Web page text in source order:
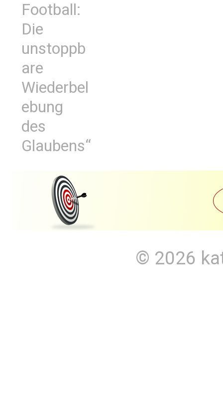
Football:
Die
unstoppb
are
Wiederbel
ebung
des
Glaubens“
© 2026